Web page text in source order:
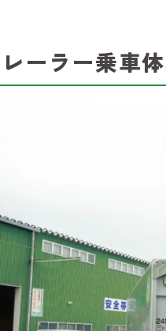
レーラー乗車